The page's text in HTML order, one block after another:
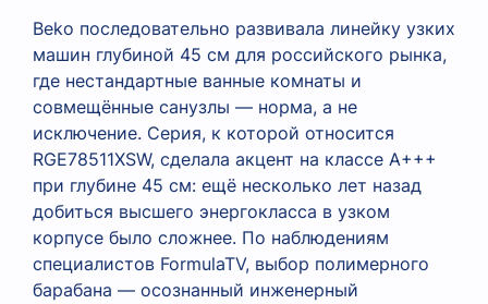
Beko последовательно развивала линейку узких
машин глубиной 45 см для российского рынка,
где нестандартные ванные комнаты и
совмещённые санузлы — норма, а не
исключение. Серия, к которой относится
RGE78511XSW, сделала акцент на классе A+++
при глубине 45 см: ещё несколько лет назад
добиться высшего энергокласса в узком
корпусе было сложнее. По наблюдениям
специалистов FormulaTV, выбор полимерного
барабана — осознанный инженерный